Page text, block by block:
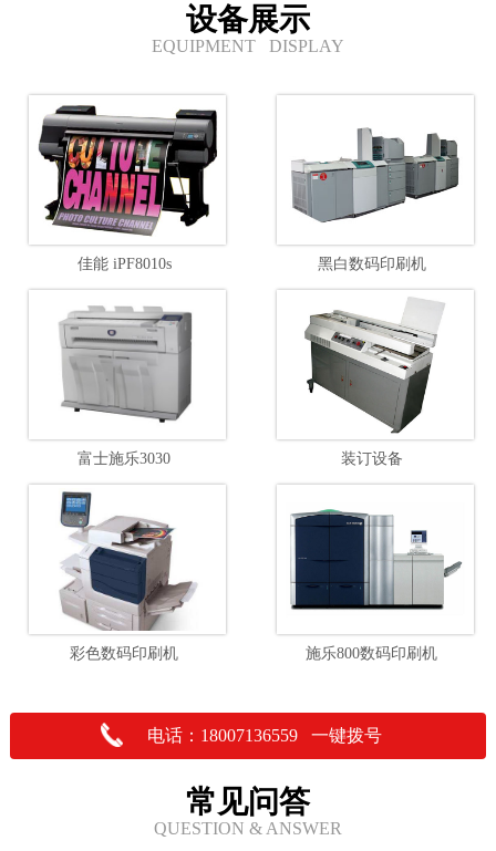
设备展示
EQUIPMENT DISPLAY
佳能 iPF8010s 黑白数码印刷机
富士施乐3030 装订设备
彩色数码印刷机 施乐800数码印刷机
电话：18007136559 一键拨号
常见问答
QUESTION & ANSWER